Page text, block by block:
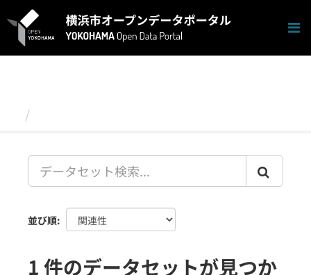
キ
並び順
1 件のデータセットが見つか